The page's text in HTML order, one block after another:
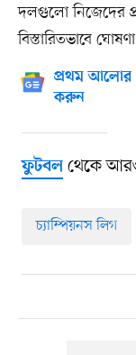
দলগুলো নিজেদের
বিস্তারিতভাবে
প্রথম আলোর
করুন
ফুটবলথেকে
চ্যাম্পিয়নস লিগ